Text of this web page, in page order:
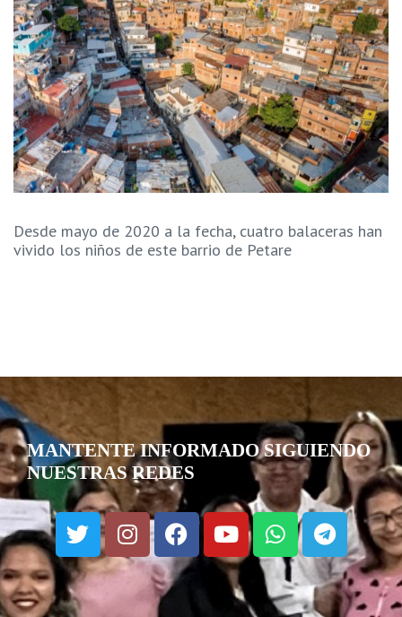
Desde mayo de 2020 a la fecha, cuatro balaceras han
vivido los niños de este barrio de Petare
MANTENTE INFORMADO SIGUIENDO
NUESTRAS REDES